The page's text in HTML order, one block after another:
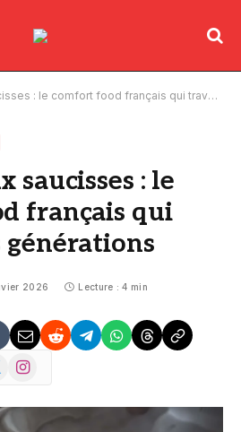
le comfort food français qui traverse les générations
saucisses : le
français qui
générations
2026 Lecture : 4 min
Instagram